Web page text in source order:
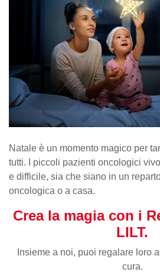
Natale è un momento magico per
tutti. I piccoli pazienti oncologici
e difficile, sia che siano in un
oncologica o a casa.
Crea la magia con i
LILT.
Insieme a noi, puoi regalare loro
cura.